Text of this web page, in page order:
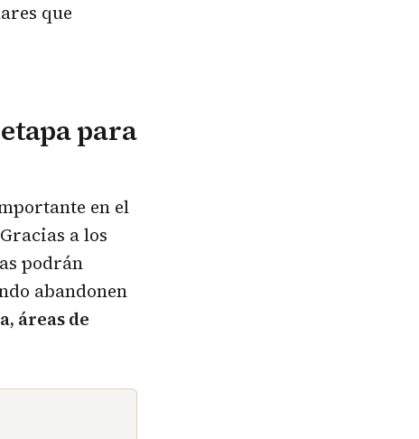
que
para
en el
a los
podrán
abandonen
áreas de